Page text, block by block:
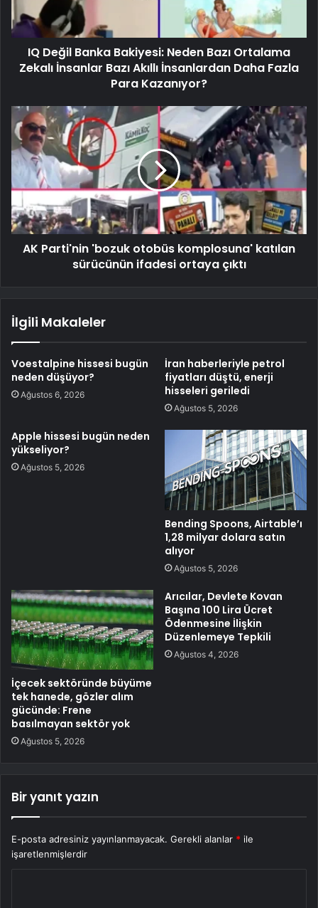
IQ Değil Banka Bakiyesi: Neden Bazı Ortalama
Zekalı İnsanlar Bazı Akıllı İnsanlardan Daha Fazla
Para Kazanıyor?
AK Parti'nin 'bozuk otobüs komplosuna' katılan
sürücünün ifadesi ortaya çıktı
İlgili Makaleler
Voestalpine hissesi bugün
neden düşüyor?
Ağustos 6, 2026
İran haberleriyle petrol
fiyatları düştü, enerji
hisseleri geriledi
Ağustos 5, 2026
Apple hissesi bugün neden
yükseliyor?
Ağustos 5, 2026
Bending Spoons, Airtable’ı
1,28 milyar dolara satın
alıyor
Ağustos 5, 2026
İçecek sektöründe büyüme
tek hanede, gözler alım
gücünde: Frene
basılmayan sektör yok
Ağustos 5, 2026
Arıcılar, Devlete Kovan
Başına 100 Lira Ücret
Ödenmesine İlişkin
Düzenlemeye Tepkili
Ağustos 4, 2026
Bir yanıt yazın
E-posta adresiniz yayınlanmayacak. Gerekli alanlar * ile
işaretlenmişlerdir